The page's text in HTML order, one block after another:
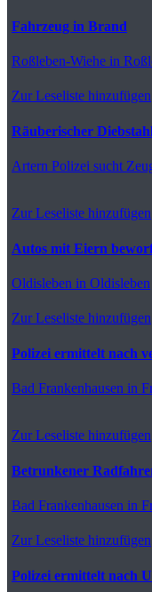
Fahrzeug in Brand
Roßleben-Wiehe in
Zur Leseliste hinzufügen
Räuberischer
Artern Polizei sucht
Zur Leseliste hinzufügen
Autos mit Eiern
Oldisleben in Oldisleben
Zur Leseliste hinzufügen
Polizei ermittelt nach
Bad Frankenhausen in
Zur Leseliste hinzufügen
Betrunkener
Bad Frankenhausen in
Zur Leseliste hinzufügen
Polizei ermittelt nach